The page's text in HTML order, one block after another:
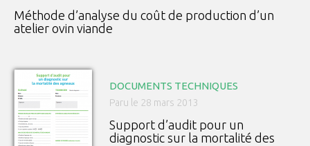
Méthode d’analyse du coût de production d’un
atelier ovin viande
DOCUMENTS TECHNIQUES
Paru le 28 mars 2013
Support d’audit pour un
diagnostic sur la mortalité des